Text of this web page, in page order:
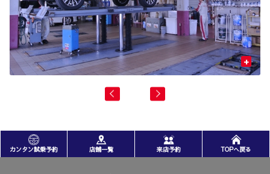
+
カンタン試乗予約 店舗一覧 来店予約 TOPへ戻る